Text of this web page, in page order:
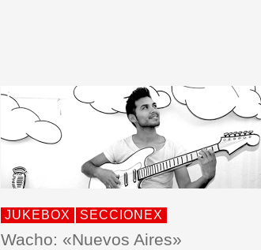
JUKEBOX SECCIONEX
Wacho: «Nuevos Aires»